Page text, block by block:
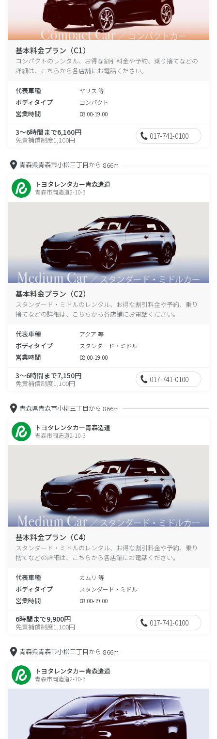
基本料金プラン（C1）
コンパクトのレンタル、お得な割引料金や予約、乗り捨てなどの
詳細は、こちらから各店舗にお電話ください。
代表車種 ヤリス 等
ボディタイプ コンパクト
営業時間 08:00-19:00
3～6時間まで6,160円
免責補償制度1,100円 017-741-0100
青森県青森市小柳三丁目から 866m
トヨタレンタカー青森造道
青森市岡造道2-10-3
基本料金プラン（C2）
スタンダード・ミドルのレンタル、お得な割引料金や予約、乗り
捨てなどの詳細は、こちらから各店舗にお電話ください。
代表車種 アクア 等
ボディタイプ スタンダード・ミドル
営業時間 08:00-19:00
3～6時間まで7,150円
免責補償制度1,100円 017-741-0100
青森県青森市小柳三丁目から 866m
トヨタレンタカー青森造道
青森市岡造道2-10-3
基本料金プラン（C4）
スタンダード・ミドルのレンタル、お得な割引料金や予約、乗り
捨てなどの詳細は、こちらから各店舗にお電話ください。
代表車種 カムリ 等
ボディタイプ スタンダード・ミドル
営業時間 08:00-19:00
6時間まで9,900円
免責補償制度1,100円 017-741-0100
青森県青森市小柳三丁目から 866m
トヨタレンタカー青森造道
青森市岡造道2-10-3